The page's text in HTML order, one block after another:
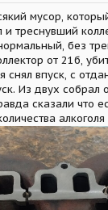
мусор,
треснувший
без
от 21б,
снял впуск, с
Из двух собрал
сказали что